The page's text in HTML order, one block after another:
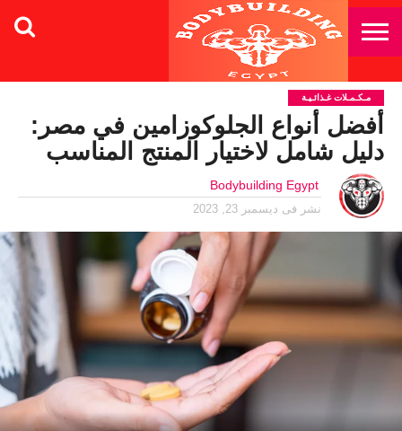
مـكـمـلات غـذائـيـة
أفضل أنواع الجلوكوزامين في مصر:
دليل شامل لاختيار المنتج المناسب
Bodybuilding Egypt
نشر فى ديسمبر 23, 2023